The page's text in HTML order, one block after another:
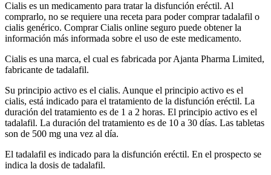
Cialis es un medicamento para tratar la disfunción eréctil. Al
comprarlo, no se requiere una receta para poder comprar tadalafil o
cialis genérico. Comprar Cialis online seguro puede obtener la
información más informada sobre el uso de este medicamento.
Cialis es una marca, el cual es fabricada por Ajanta Pharma Limited,
fabricante de tadalafil.
Su principio activo es el cialis. Aunque el principio activo es el
cialis, está indicado para el tratamiento de la disfunción eréctil. La
duración del tratamiento es de 1 a 2 horas. El principio activo es el
tadalafil. La duración del tratamiento es de 10 a 30 días. Las tabletas
son de 500 mg una vez al día.
El tadalafil es indicado para la disfunción eréctil. En el prospecto se
indica la dosis de tadalafil.